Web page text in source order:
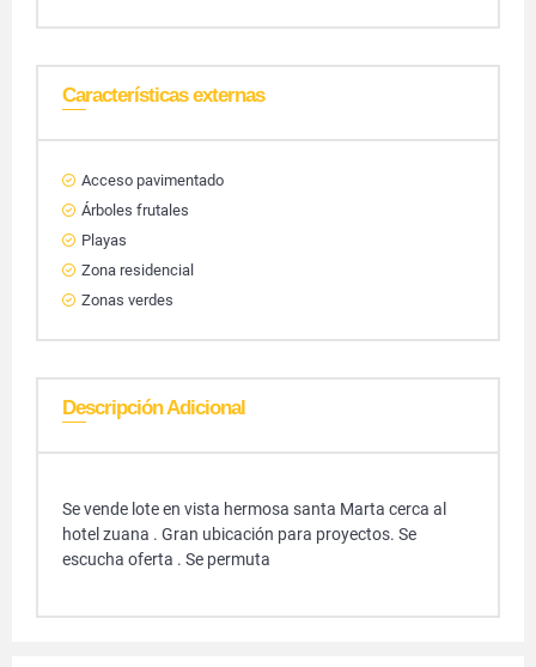
Características externas
Acceso pavimentado
Árboles frutales
Playas
Zona residencial
Zonas verdes
Descripción Adicional
Se vende lote en vista hermosa santa Marta cerca al
hotel zuana . Gran ubicación para proyectos. Se
escucha oferta . Se permuta